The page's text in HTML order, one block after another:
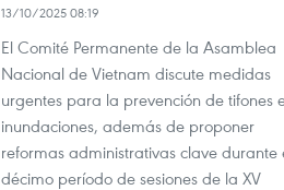
13/10/2025 08:19
El Comité Permanente de la Asamblea
Nacional de Vietnam discute medidas
urgentes para la prevención de tifones
inundaciones, además de proponer
reformas administrativas clave durante
décimo período de sesiones de la XV